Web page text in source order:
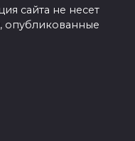
сайта не несет
опубликованные